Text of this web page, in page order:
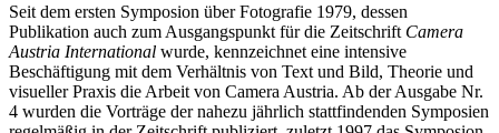
Seit dem ersten Symposion über Fotografie 1979, dessen
Publikation auch zum Ausgangspunkt für die Zeitschrift Camera
Austria International wurde, kennzeichnet eine intensive
Beschäftigung mit dem Verhältnis von Text und Bild, Theorie und
visueller Praxis die Arbeit von Camera Austria. Ab der Ausgabe Nr.
4 wurden die Vorträge der nahezu jährlich stattfindenden Symposien